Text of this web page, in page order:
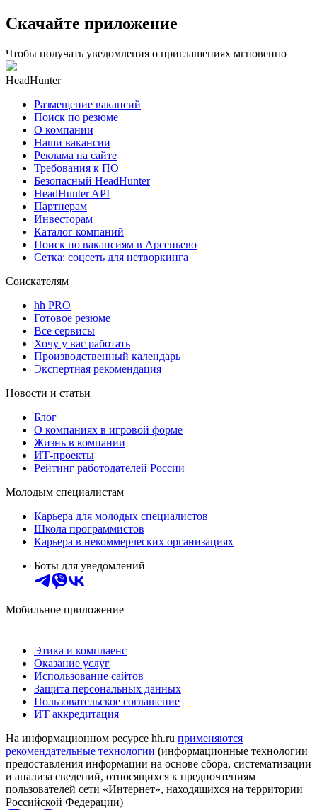
Скачайте приложение
Чтобы получать уведомления о приглашениях мгновенно
HeadHunter
Размещение вакансий
Поиск по резюме
О компании
Наши вакансии
Реклама на сайте
Требования к ПО
Безопасный HeadHunter
HeadHunter API
Партнерам
Инвесторам
Каталог компаний
Поиск по вакансиям в Арсеньево
Сетка: соцсеть для нетворкинга
Соискателям
hh PRO
Готовое резюме
Все сервисы
Хочу у вас работать
Производственный календарь
Экспертная рекомендация
Новости и статьи
Блог
О компаниях в игровой форме
Жизнь в компании
ИТ-проекты
Рейтинг работодателей России
Молодым специалистам
Карьера для молодых специалистов
Школа программистов
Карьера в некоммерческих организациях
Боты для уведомлений
Мобильное приложение
Этика и комплаенс
Оказание услуг
Использование сайтов
Защита персональных данных
Пользовательское соглашение
ИТ аккредитация
На информационном ресурсе hh.ru применяются
рекомендательные технологии (информационные технологии
предоставления информации на основе сбора, систематизации
и анализа сведений, относящихся к предпочтениям
пользователей сети «Интернет», находящихся на территории
Российской Федерации)